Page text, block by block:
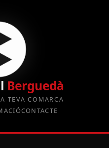
Berguedà
TEVA COMARCA
CONTACTE